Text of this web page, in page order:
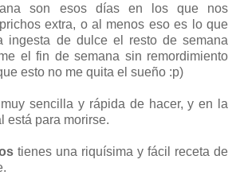
son esos días en los que nos
extra, o al menos eso es lo que
ingesta de dulce el resto de semana
el fin de semana sin remordimiento
esto no me quita el sueño :p)
sencilla y rápida de hacer, y en la
está para morirse.
tienes una riquísima y fácil receta de